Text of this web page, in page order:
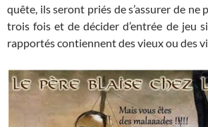
quête, ils seront priés de s’assurer de ne
trois fois et de décider d’entrée de jeu
rapportés contiennent des vieux ou des